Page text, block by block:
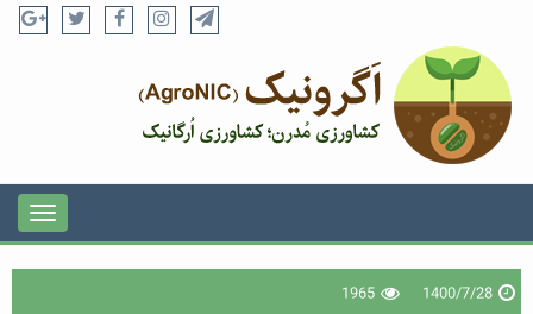
1400/7/28
1965